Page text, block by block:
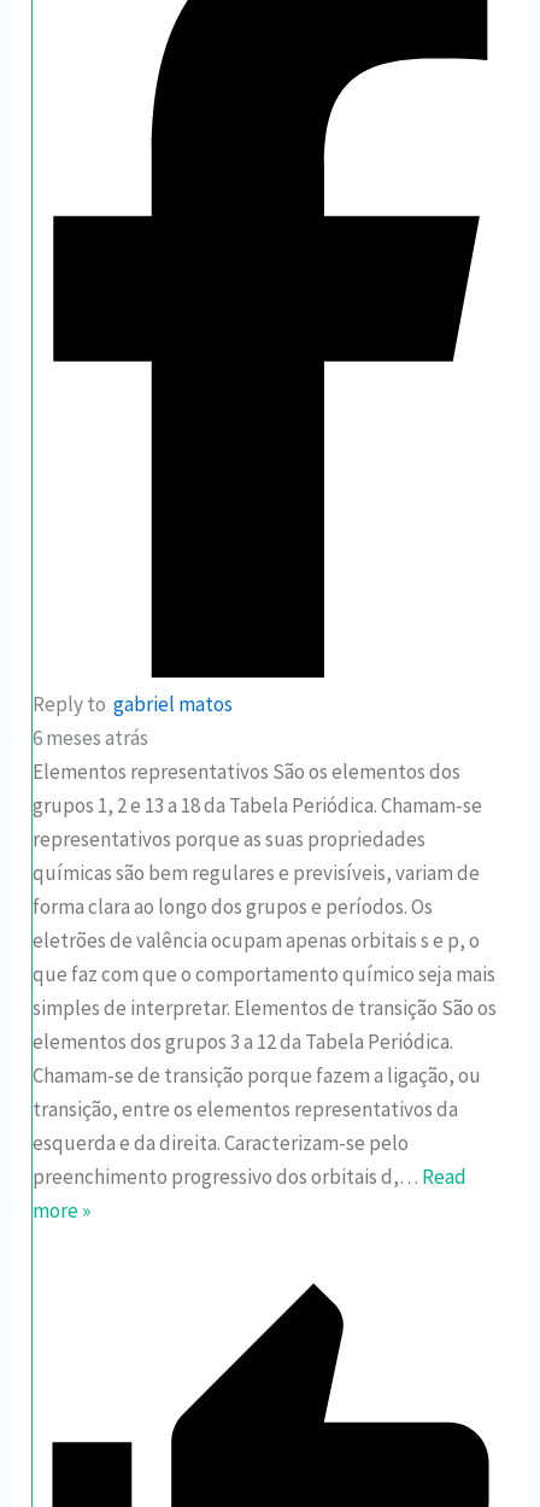
Reply togabriel matos
6 meses atrás
Elementos representativos São os elementos dos
grupos 1, 2 e 13 a 18 da Tabela Periódica. Chamam-se
representativos porque as suas propriedades
químicas são bem regulares e previsíveis, variam de
forma clara ao longo dos grupos e períodos. Os
eletrões de valência ocupam apenas orbitais s e p, o
que faz com que o comportamento químico seja mais
simples de interpretar. Elementos de transição São os
elementos dos grupos 3 a 12 da Tabela Periódica.
Chamam-se de transição porque fazem a ligação, ou
transição, entre os elementos representativos da
esquerda e da direita. Caracterizam-se pelo
preenchimento progressivo dos orbitais d,… Read
more »